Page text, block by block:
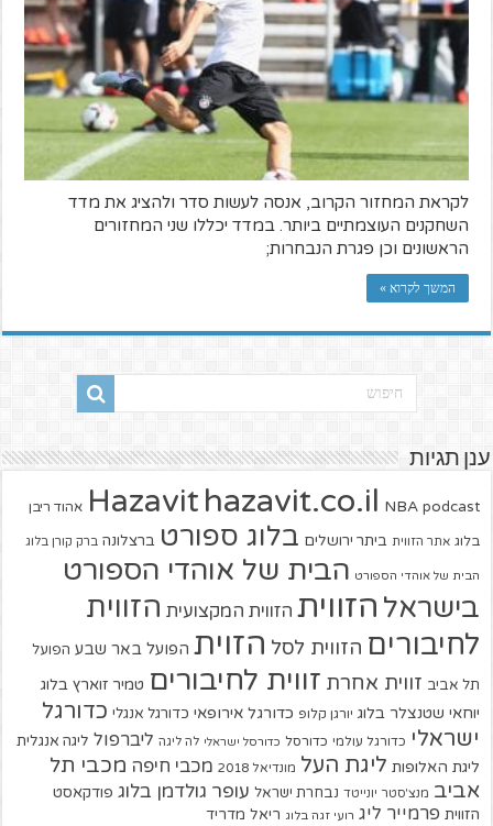
לקראת המחזור הקרוב, אנסה לעשות סדר ולהציג את מדד
השחקנים העוצמתיים ביותר. במדד יכללו שני המחזורים
הראשונים וכן פגרת הנבחרות;
המשך לקרוא »
ענן תגיות
Hazavit hazavit.co.il NBA podcast אהוד ריבן
בלוג אתר הזווית ביתר ירושלים בלוג ספורט ברצלונה ברק קורן בלוג
הבית של אוהדי הספורט הבית של אוהדי הספורט
בישראל הזווית הזווית המקצועית הזווית
לחיבורים הזווית לסל הזוית הפועל באר שבע הפועל
תל אביב זווית אחרת זווית לחיבורים טמיר זוארץ בלוג
יוחאי שטנצלר בלוג יורגן קלופ כדורגל אירופאי כדורגל אנגלי כדורגל
ישראלי כדורגל עולמי כדורסל כדורסל ישראלי לה ליגה ליברפול ליגה אנגלית
ליגת האלופות ליגת העל מונדיאל 2018 מכבי חיפה מכבי תל
אביב מנצ'סטר יונייטד נבחרת ישראל עופר גולדמן בלוג פודקאסט
הזווית פרמייר ליג רועי זגה בלוג ריאל מדריד